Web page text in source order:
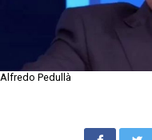
Alfredo Pedullà